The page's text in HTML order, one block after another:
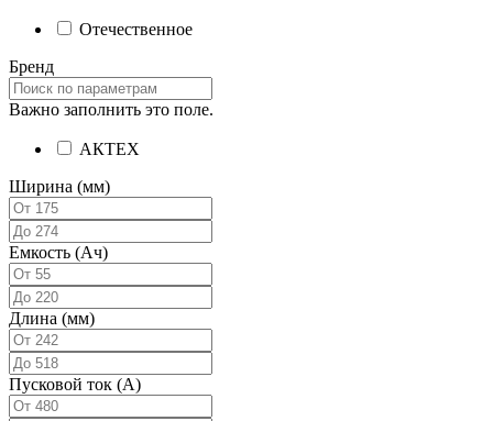
Отечественное
Бренд
Важно заполнить это поле.
АКТЕХ
Ширина (мм)
Емкость (Ач)
Длина (мм)
Пусковой ток (А)